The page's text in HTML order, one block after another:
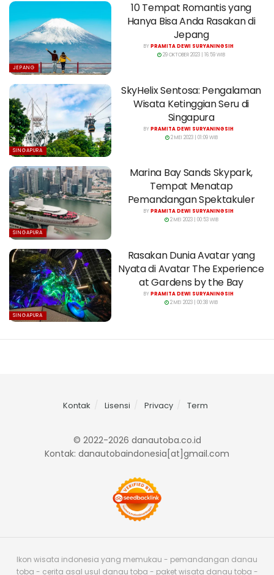
JEPANG
10 Tempat Romantis yang
Hanya Bisa Anda Rasakan di
Jepang
BYPRAMITA DEWI SURYANINGSIH
29 OKTOBER 2023 | 16:59 WIB
SINGAPURA
SkyHelix Sentosa: Pengalaman
Wisata Ketinggian Seru di
Singapura
BYPRAMITA DEWI SURYANINGSIH
2 MEI 2023 | 01:09 WIB
SINGAPURA
Marina Bay Sands Skypark,
Tempat Menatap
Pemandangan Spektakuler
BYPRAMITA DEWI SURYANINGSIH
2 MEI 2023 | 00:53 WIB
SINGAPURA
Rasakan Dunia Avatar yang
Nyata di Avatar The Experience
at Gardens by the Bay
BYPRAMITA DEWI SURYANINGSIH
2 MEI 2023 | 00:38 WIB
Kontak Lisensi Privacy Term
© 2022-2026 danautoba.co.id
Kontak: danautobaindonesia[at]gmail.com
Ikon wisata indonesia yang memukau - pemandangan danau
toba - cerita asal usul danau toba - paket wisata danau toba -